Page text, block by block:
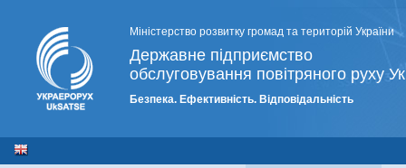
Міністерство розвитку громад та територій України
Державне підприємство
обслуговування повітряного руху
Безпека. Ефективність. Відповідальність